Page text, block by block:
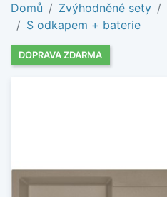
Domů Zvýhodněné sety
S odkapem + baterie
DOPRAVA ZDARMA